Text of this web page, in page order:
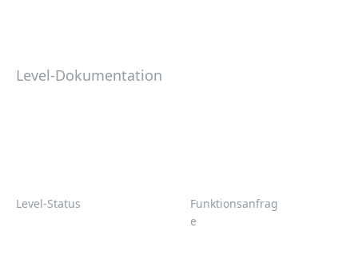
Level-Dokumentation
Level-Status
Funktionsanfrag
e